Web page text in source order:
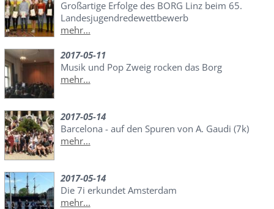
Großartige Erfolge des BORG Linz beim 65.
Landesjugendredewettbewerb
mehr...
2017-05-11
Musik und Pop Zweig rocken das Borg
mehr...
2017-05-14
Barcelona - auf den Spuren von A. Gaudi (7k)
mehr...
2017-05-14
Die 7i erkundet Amsterdam
mehr...